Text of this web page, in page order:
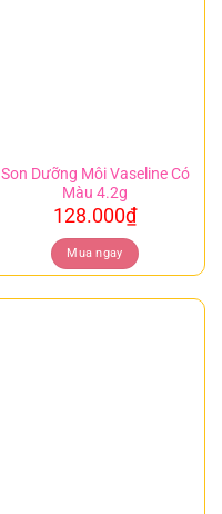
Son Dưỡng Môi Vaseline Có
Màu 4.2g
128.000₫
Mua ngay